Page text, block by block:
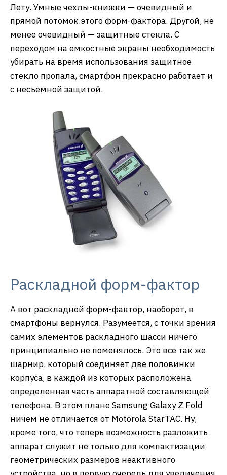
Лету. Умные чехлы-книжки — очевидный и
прямой потомок этого форм-фактора. Другой, не
менее очевидный — защитные стекла. С
переходом на емкостные экраны необходимость
убирать на время использования защитное
стекло пропала, смартфон прекрасно работает и
с несъемной защитой.
Раскладной форм-фактор
А вот раскладной форм-фактор, наоборот, в
смартфоны вернулся. Разумеется, с точки зрения
самих элементов раскладного шасси ничего
принципиально не поменялось. Это все так же
шарнир, который соединяет две половинки
корпуса, в каждой из которых расположена
определенная часть аппаратной составляющей
телефона. В этом плане Samsung Galaxy Z Fold
ничем не отличается от Motorola StarTAC. Ну,
кроме того, что теперь возможность разложить
аппарат служит не только для компактизации
геометрических размеров неактивного